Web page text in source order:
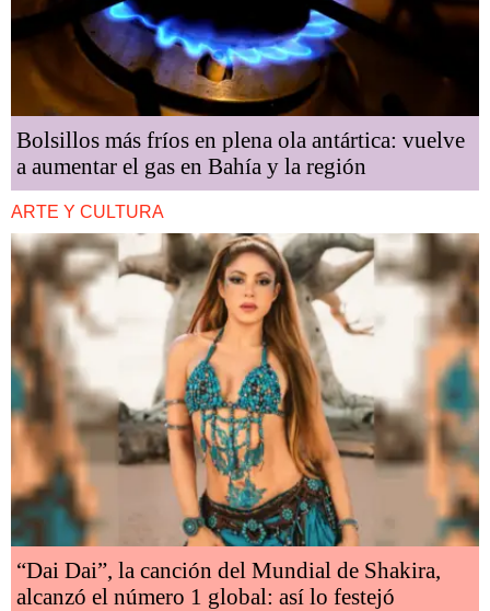
Bolsillos más fríos en plena ola antártica: vuelve
a aumentar el gas en Bahía y la región
ARTE Y CULTURA
“Dai Dai”, la canción del Mundial de Shakira,
alcanzó el número 1 global: así lo festejó